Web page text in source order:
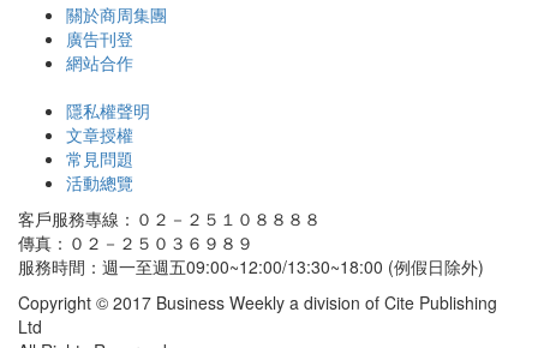
關於商周集團
廣告刊登
網站合作
隱私權聲明
文章授權
常見問題
活動總覽
客戶服務專線：０２－２５１０８８８８
傳真：０２－２５０３６９８９
服務時間：週一至週五09:00~12:00/13:30~18:00 (例假日除外)
Copyright © 2017 Business Weekly a division of Cite Publishing
Ltd